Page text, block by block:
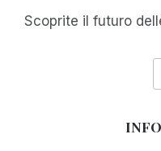
Scoprite il futuro